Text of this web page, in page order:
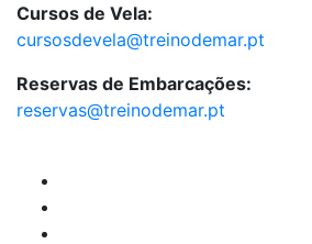
Cursos de Vela:
cursosdevela@treinodemar.pt
Reservas de Embarcações:
reservas@treinodemar.pt